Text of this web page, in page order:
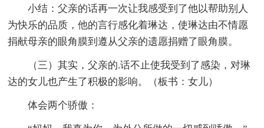
小结：父亲的话再一次让我感受到了他以帮助别人
为快乐的品质，他的言行感化着琳达，使琳达由不情愿
捐献母亲的眼角膜到遵从父亲的遗愿捐赠了眼角膜。
（三）其实，父亲的.话不止使我受到了感染，对琳
达的女儿也产生了积极的影响。（板书：女儿）
体会两个骄傲：